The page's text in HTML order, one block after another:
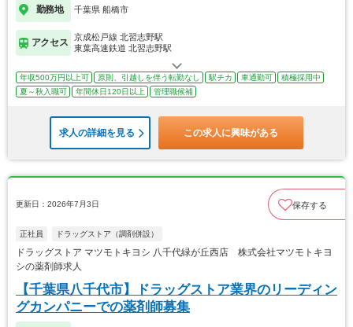
勤務地 千葉県 船橋市
アクセス
京成松戸線 北習志野駅
東葉高速鉄道 北習志野駅
年収500万円以上可 原則、引越しを伴う転勤なし 駅チカ 車通勤可
積極採用中
夏～秋入職可
年間休日120日以上 管理職候補
求人の詳細を見る この求人に興味がある
更新日：2026年7月3日 保存する
正社員 ドラッグストア（調剤併設）
ドラッグストア マツモトキヨシ 八千代緑が丘西店 株式会社マツモトキヨ
シの薬剤師求人
【千葉県八千代市】ドラッグストア業界のリーディン
グカンパニーでの薬剤師募集